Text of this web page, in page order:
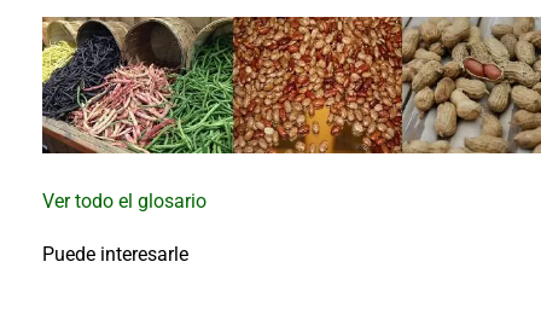
Agricultura
de
precisión
Apicultura
Avicultura
Cultivos
Ganadería
Ver todo el glosario
Puede interesarle